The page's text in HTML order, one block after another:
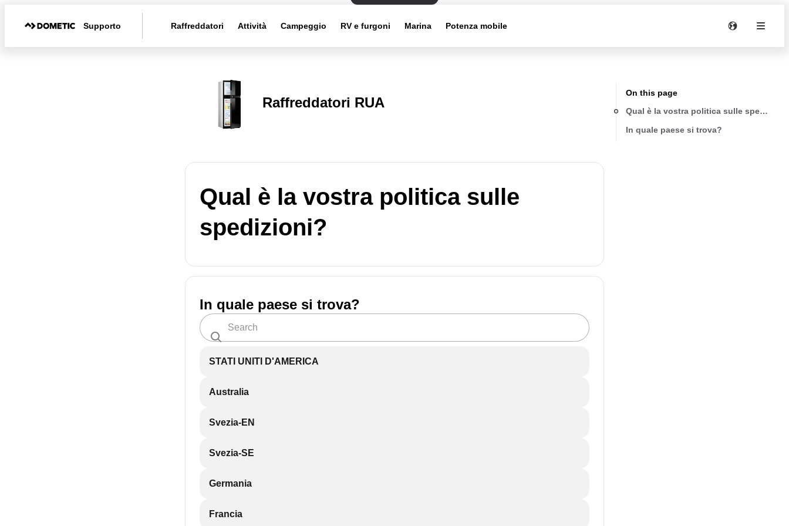
Supporto Raffreddatori Attività Campeggio RV e furgoni Marina Potenza mobile
Raffreddatori RUA
Qual è la vostra politica sulle
spedizioni?
In quale paese si trova?
STATI UNITI D'AMERICA
Australia
Svezia-EN
Svezia-SE
Germania
Francia
On this page
Qual è la vostra politica sulle
In quale paese si trova?